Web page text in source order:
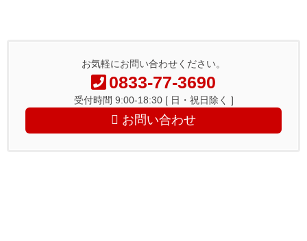
お気軽にお問い合わせください。
0833-77-3690
受付時間 9:00-18:30 [ 日・祝日除く ]
お問い合わせ